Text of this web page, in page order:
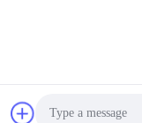
machinery